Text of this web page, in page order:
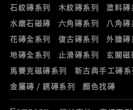
石紋磚系列
木紋磚系列 塗料磚
水磨石磁磚
六角磚系列 八角磚
花磚全系列
復古磚系列 外牆磚
地磚全系列
止滑磚系列
玄關
馬賽克磁磚系列
新古典手工磚系
金屬磚 / 銹磚系列
顏色找磚